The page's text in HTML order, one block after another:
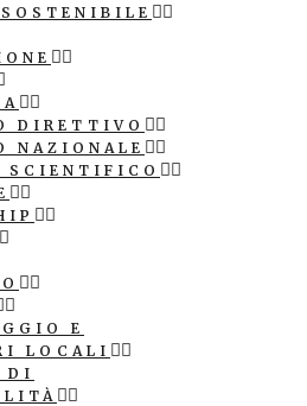
DIRETTIVO
NAZIONALE
SCIENTIFICO
E
LOCALI
DI